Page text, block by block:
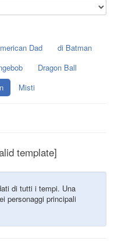
Dad
di Batman
Dragon Ball
Misti
template]
di tutti i tempi. Una
personaggi principali